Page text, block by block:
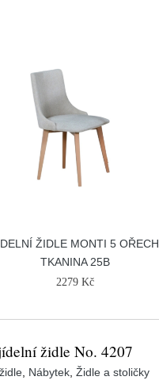
ŽIDLE MONTI 5 OŘECH
TKANINA 25B
2279 Kč
židle No. 4207
, Nábytek, Židle a stoličky